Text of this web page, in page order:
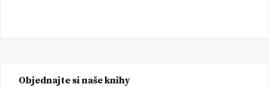
Objednajte si naše knihy